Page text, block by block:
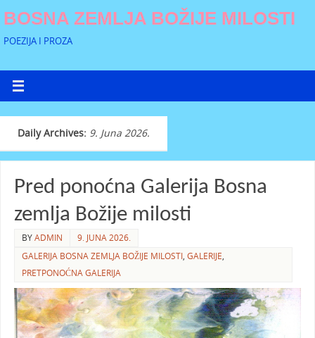
BOSNA ZEMLJA BOŽIJE MILOSTI
POEZIJA I PROZA
Daily Archives: 9. Juna 2026.
Pred ponoćna Galerija Bosna
zemlja Božije milosti
BYADMIN
9. JUNA 2026.
GALERIJA BOSNA ZEMLJA BOŽIJE MILOSTI, GALERIJE,
PRETPONOĆNA GALERIJA